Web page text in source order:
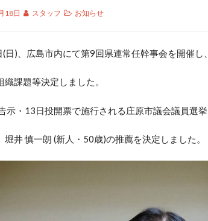
18日 スタッフ お知らせ
)、広島市内にて第9回県連常任幹事会を開催し、
織課題等決定しました。
・13日投開票で施行される庄原市議会議員選挙
堀井 慎一朗 (新人・50歳)の推薦を決定しました。